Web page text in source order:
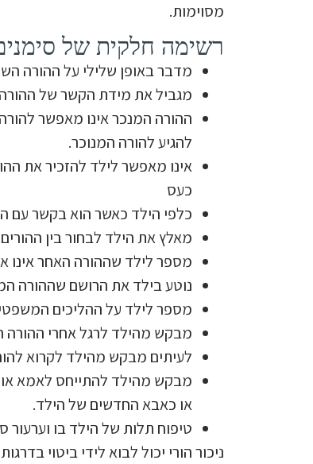
מסוימות.
רשימה חלקית של
מדבר באופן שלילי על ההורה
מגביל את מידת הקשר של
ההורה המנכר אינו מאפשר
להגיע להורה המנוכר.
אינו מאפשר לילד להזכיר את
כעס
כלפי הילד כאשר הוא בקשר עם
מאלץ את הילד לבחור בין
מספר לילד שההורה האחר אינו
נוטע בילד את הרושם שההורה
מספר לילד על ההליכים
מבקש מהילד לרגל אחרי ההורה
לעיתים מבקש מהילד לקרוא
מבקש מהילד להתייחס לאמא או
או כאבא החדשים של הילד.
טיפוח תלות של הילד בו וערעור
ניכור הורי יכול לבוא לידי ביטוי